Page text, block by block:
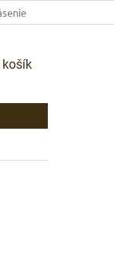
PLATBA
košík